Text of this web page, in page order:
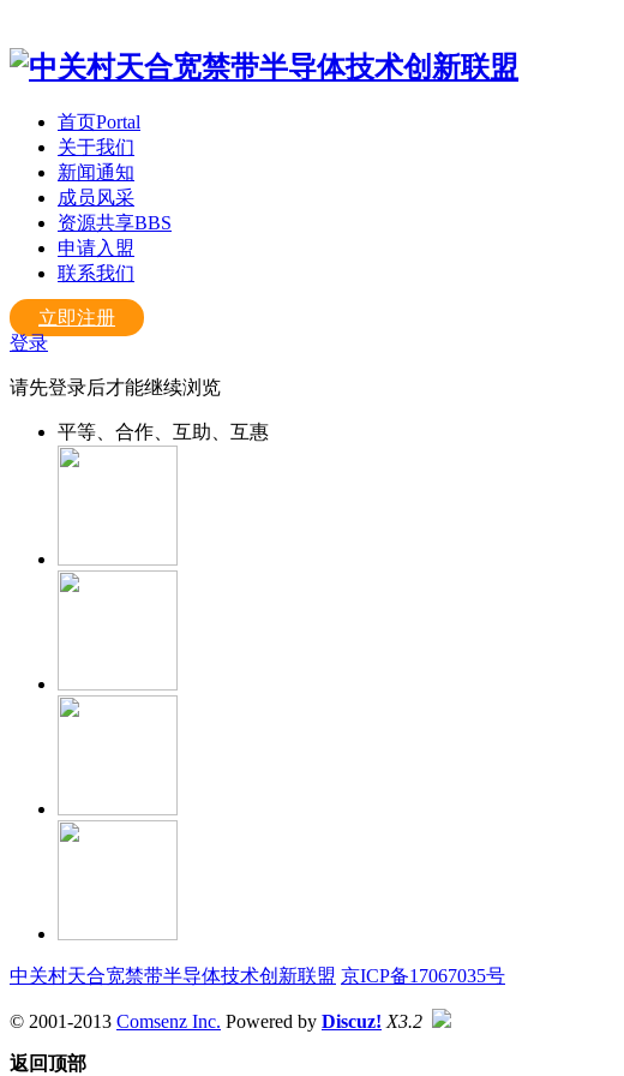
首页Portal
关于我们
新闻通知
成员风采
资源共享BBS
申请入盟
联系我们
立即注册
登录
请先登录后才能继续浏览
平等、合作、互助、互惠
中关村天合宽禁带半导体技术创新联盟 京ICP备17067035号
© 2001-2013 Comsenz Inc. Powered by Discuz! X3.2
返回顶部